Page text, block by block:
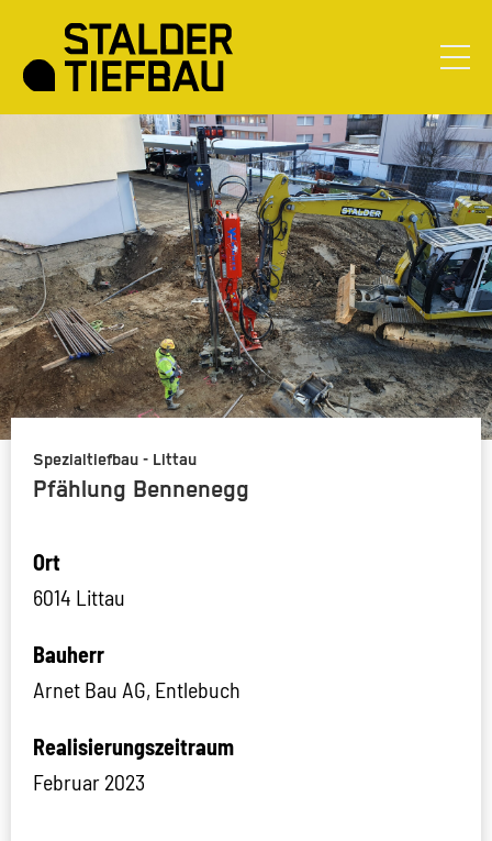
Spezialtiefbau - Littau
Pfählung Bennenegg
Ort
6014 Littau
Bauherr
Arnet Bau AG, Entlebuch
Realisierungszeitraum
Februar 2023